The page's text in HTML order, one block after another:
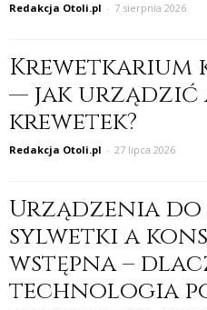
Redakcja Otoli.pl - 7 sierpnia 2026
Krewetkarium
— jak urządzić
krewetek?
Redakcja Otoli.pl - 27 lipca 2026
Urządzenia
sylwetki a
wstępna –
technologia